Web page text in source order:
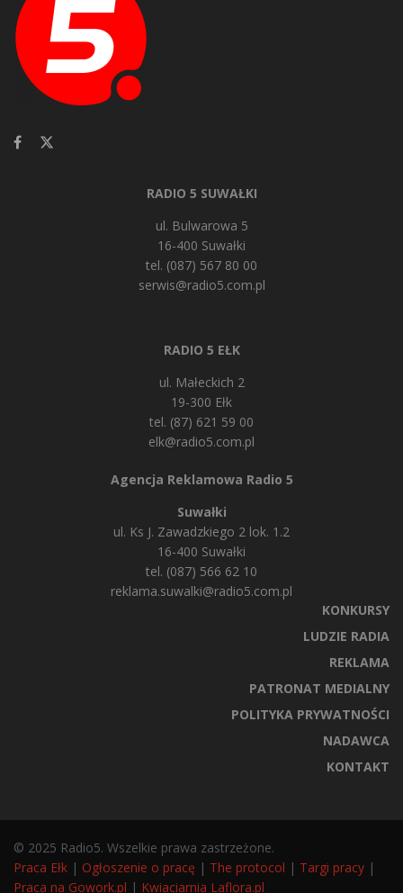
RADIO 5 SUWAŁKI
ul. Bulwarowa 5
16-400 Suwałki
tel. (087) 567 80 00
serwis@radio5.com.pl
RADIO 5 EŁK
ul. Małeckich 2
19-300 Ełk
tel. (87) 621 59 00
elk@radio5.com.pl
Agencja Reklamowa Radio 5
Suwałki
ul. Ks J. Zawadzkiego 2 lok. 1.2
16-400 Suwałki
tel. (087) 566 62 10
reklama.suwalki@radio5.com.pl
KONKURSY
LUDZIE RADIA
REKLAMA
PATRONAT MEDIALNY
POLITYKA PRYWATNOŚCI
NADAWCA
KONTAKT
© 2025 Radio5. Wszelkie prawa zastrzeżone.
Praca Ełk | Ogłoszenie o pracę | The protocol | Targi pracy |
Praca na Gowork.pl | Kwiaciarnia Laflora.pl